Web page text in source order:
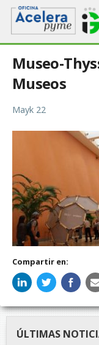
Museo-
Museos
Mayk 22
Compartir en:
ÚLTIMAS